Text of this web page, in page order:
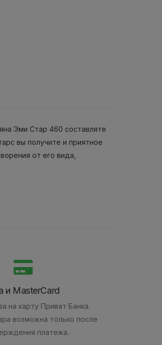
Эми Стар 460 составляте
вы получите и приятное
от его вида,
и MasterCard
на карту Приват Банка.
возможна только после
платежа.